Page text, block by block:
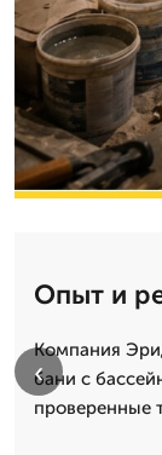
Опыт и
Компания
бани с
проверенные
‹